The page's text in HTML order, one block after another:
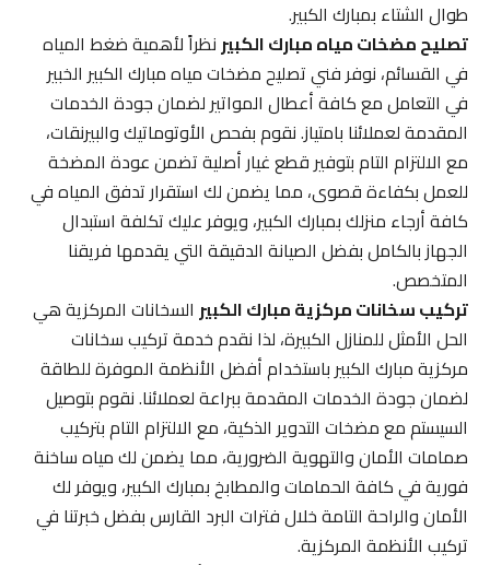
طوال الشتاء بمبارك الكبير.
تصليح مضخات مياه مبارك الكبيرنظراً لأهمية ضغط المياه
في القسائم، نوفر فني تصليح مضخات مياه مبارك الكبير الخبير
في التعامل مع كافة أعطال المواتير لضمان جودة الخدمات
المقدمة لعملائنا بامتياز. نقوم بفحص الأوتوماتيك والبيرنقات،
مع الالتزام التام بتوفير قطع غيار أصلية تضمن عودة المضخة
للعمل بكفاءة قصوى، مما يضمن لك استقرار تدفق المياه في
كافة أرجاء منزلك بمبارك الكبير، ويوفر عليك تكلفة استبدال
الجهاز بالكامل بفضل الصيانة الدقيقة التي يقدمها فريقنا
المتخصص.
تركيب سخانات مركزية مبارك الكبيرالسخانات المركزية هي
الحل الأمثل للمنازل الكبيرة، لذا نقدم خدمة تركيب سخانات
مركزية مبارك الكبير باستخدام أفضل الأنظمة الموفرة للطاقة
لضمان جودة الخدمات المقدمة ببراعة لعملائنا. نقوم بتوصيل
السيستم مع مضخات التدوير الذكية، مع الالتزام التام بتركيب
صمامات الأمان والتهوية الضرورية، مما يضمن لك مياه ساخنة
فورية في كافة الحمامات والمطابخ بمبارك الكبير، ويوفر لك
الأمان والراحة التامة خلال فترات البرد القارس بفضل خبرتنا في
تركيب الأنظمة المركزية.